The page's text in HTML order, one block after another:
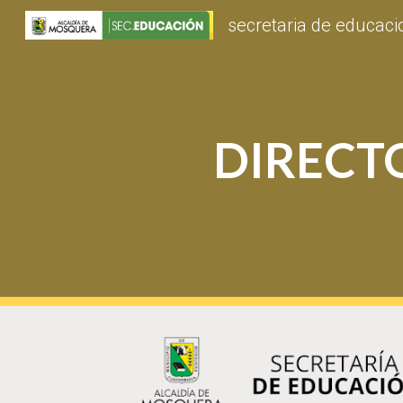
secretaria de